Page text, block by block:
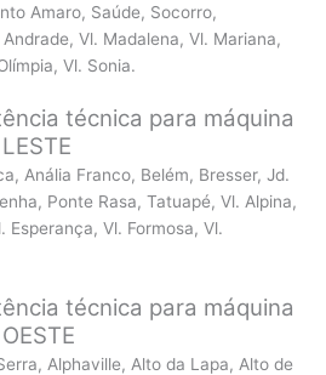
Amaro, Saúde, Socorro,
Vl. Madalena, Vl. Mariana,
Vl. Sonia.
técnica para máquina
Anália Franco, Belém, Bresser, Jd.
Ponte Rasa, Tatuapé, Vl. Alpina,
Esperança, Vl. Formosa, Vl.
técnica para máquina
Alphaville, Alto da Lapa, Alto de